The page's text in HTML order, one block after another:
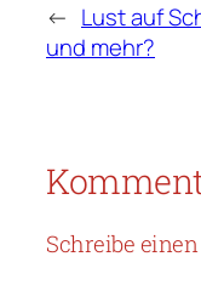
← Lust auf
und mehr?
Schreibe